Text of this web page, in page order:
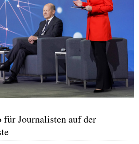
Journalisten auf der